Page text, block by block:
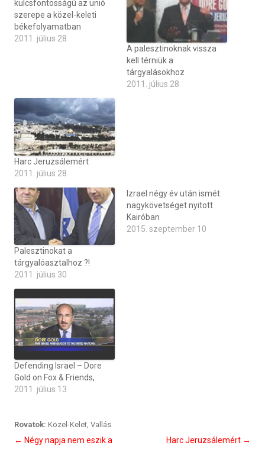
kulcsfontosságú az unió
szerepe a közel-keleti
békefolyamatban
2011. július 28
A palesztinoknak vissza
kell térniük a
tárgyalásokhoz
2011. július 28
Harc Jeruzsálemért
2011. július 28
Palesztinokat a
tárgyalóasztalhoz ?!
2011. július 30
Izrael négy év után ismét
nagykövetséget nyitott
Kairóban
2015. szeptember 10
Defending Israel – Dore
Gold on Fox & Friends,
2011. július 13
Rovatok: Közel-Kelet, Vallás
Bejegyzés
← Négy napja nem eszik a
Harc Jeruzsálemért →